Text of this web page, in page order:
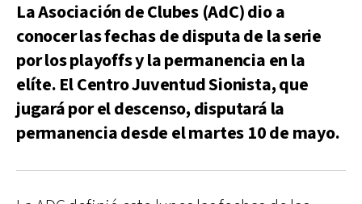
La Asociación de Clubes (AdC) dio a
conocer las fechas de disputa de la serie
por los playoffs y la permanencia en la
elíte. El Centro Juventud Sionista, que
jugará por el descenso, disputará la
permanencia desde el martes 10 de mayo.